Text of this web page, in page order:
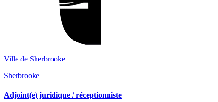
Ville de Sherbrooke
Sherbrooke
Adjoint(e) juridique / réceptionniste